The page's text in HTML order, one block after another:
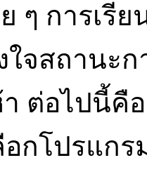
ๆ การเรี
ใจสถานะ
ต่อไปนี้คื
กโปรแกร